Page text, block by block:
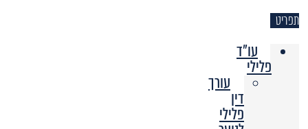
תפריט
עו"ד
פלילי
עורך
דין
פלילי